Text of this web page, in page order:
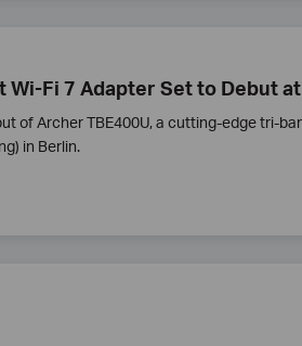
Fi 7 Adapter Set to Debut
of Archer TBE400U, a cutting-edge tri-
in Berlin.